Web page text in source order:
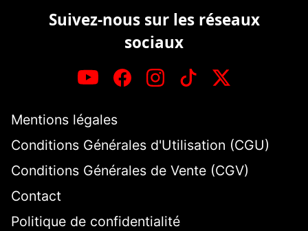
Suivez-nous sur les réseaux
sociaux
Mentions légales
Conditions Générales d'Utilisation (CGU)
Conditions Générales de Vente (CGV)
Contact
Politique de confidentialité